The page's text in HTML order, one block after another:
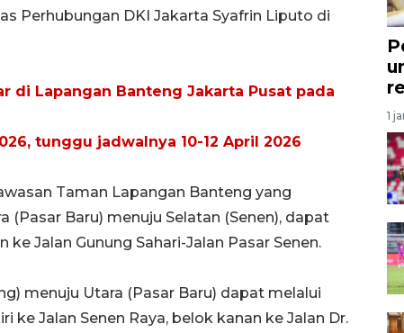
Perhubungan DKI Jakarta Syafrin Liputo di
di Lapangan Banteng Jakarta Pusat pada
tunggu jadwalnya 10-12 April 2026
Taman Lapangan Banteng yang
(Pasar Baru) menuju Selatan (Senen), dapat
Jalan Gunung Sahari-Jalan Pasar Senen.
menuju Utara (Pasar Baru) dapat melalui
Jalan Senen Raya, belok kanan ke Jalan Dr.
1